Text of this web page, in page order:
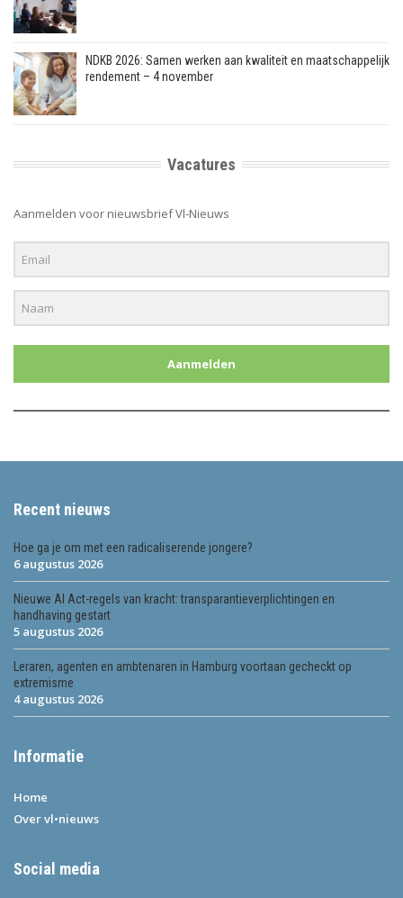
NDKB 2026: Samen werken aan kwaliteit en maatschappelijk
rendement – 4 november
Vacatures
Aanmelden voor nieuwsbrief Vl-Nieuws
Aanmelden
Recent nieuws
Hoe ga je om met een radicaliserende jongere?
6 augustus 2026
Nieuwe AI Act-regels van kracht: transparantieverplichtingen en
handhaving gestart
5 augustus 2026
Leraren, agenten en ambtenaren in Hamburg voortaan gecheckt op
extremisme
4 augustus 2026
Informatie
Home
Over vl•nieuws
Social media